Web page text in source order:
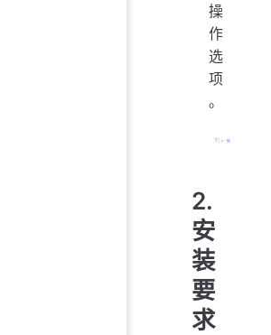
操
作
选
项
。
2.
安
装
要
求